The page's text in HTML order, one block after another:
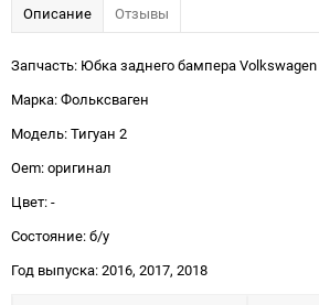
Описание Отзывы
Запчасть: Юбка заднего бампера Volkswagen
Марка: Фольксваген
Модель: Тигуан 2
Oem: оригинал
Цвет: -
Состояние: б/у
Год выпуска: 2016, 2017, 2018